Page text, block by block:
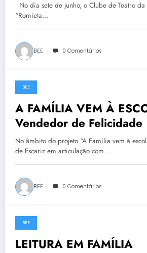
No dia sete de junho, o Clube de Teatro da
“Romieta…
BEE 0 Comentários
7 de Junho, 2023
BEE
A FAMÍLIA VEM À
Vendedor de Felicidade
No âmbito do projeto “A Família vem à
de Escariz em articulação com…
BEE 0 Comentários
7 de Junho, 2023
BEE
LEITURA EM FAMÍLIA